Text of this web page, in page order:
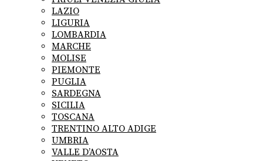
LAZIO
LIGURIA
LOMBARDIA
MARCHE
MOLISE
PIEMONTE
PUGLIA
SARDEGNA
SICILIA
TOSCANA
TRENTINO ALTO ADIGE
UMBRIA
VALLE D’AOSTA